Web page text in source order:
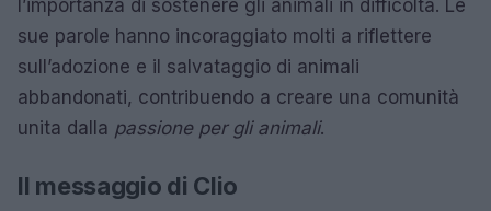
l’importanza di sostenere gli animali in difficoltà. Le
sue parole hanno incoraggiato molti a riflettere
sull’adozione e il salvataggio di animali
abbandonati, contribuendo a creare una comunità
unita dalla passione per gli animali.
Il messaggio di Clio